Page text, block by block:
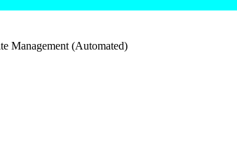
Management (Automated)